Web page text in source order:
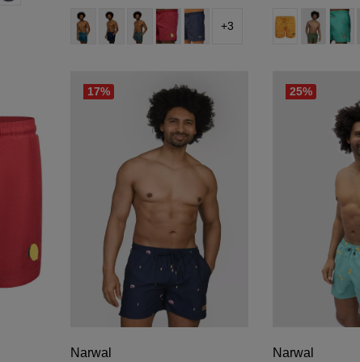
Farbe auswählen +3 Farbe
(Diese Option ist
(Diese
17%
Narwal
25%
Narwal